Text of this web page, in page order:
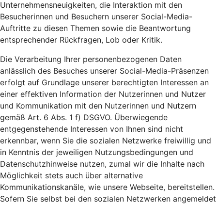
Unternehmensneuigkeiten, die Interaktion mit den
Besucherinnen und Besuchern unserer Social-Media-
Auftritte zu diesen Themen sowie die Beantwortung
entsprechender Rückfragen, Lob oder Kritik.
Die Verarbeitung Ihrer personenbezogenen Daten
anlässlich des Besuches unserer Social-Media-Präsenzen
erfolgt auf Grundlage unserer berechtigten Interessen an
einer effektiven Information der Nutzerinnen und Nutzer
und Kommunikation mit den Nutzerinnen und Nutzern
gemäß Art. 6 Abs. 1 f) DSGVO. Überwiegende
entgegenstehende Interessen von Ihnen sind nicht
erkennbar, wenn Sie die sozialen Netzwerke freiwillig und
in Kenntnis der jeweiligen Nutzungsbedingungen und
Datenschutzhinweise nutzen, zumal wir die Inhalte nach
Möglichkeit stets auch über alternative
Kommunikationskanäle, wie unsere Webseite, bereitstellen.
Sofern Sie selbst bei den sozialen Netzwerken angemeldet